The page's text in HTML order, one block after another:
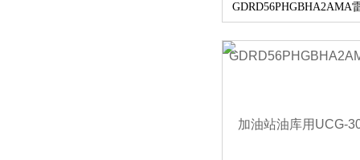
GDRD56PHGBHA2AMA
水位计